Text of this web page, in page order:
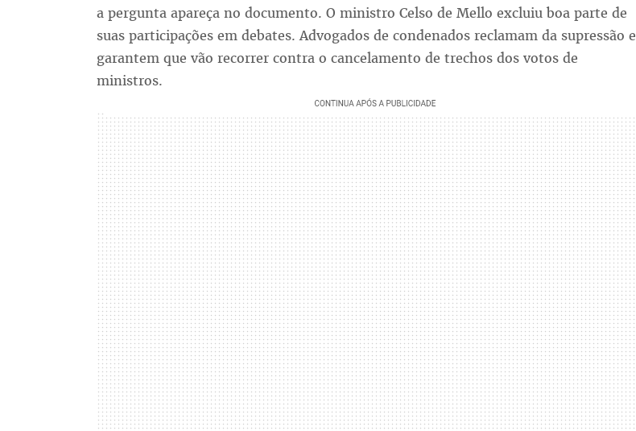
a pergunta apareça no documento. O ministro Celso de Mello excluiu boa parte de
suas participações em debates. Advogados de condenados reclamam da supressão e
garantem que vão recorrer contra o cancelamento de trechos dos votos de
ministros.